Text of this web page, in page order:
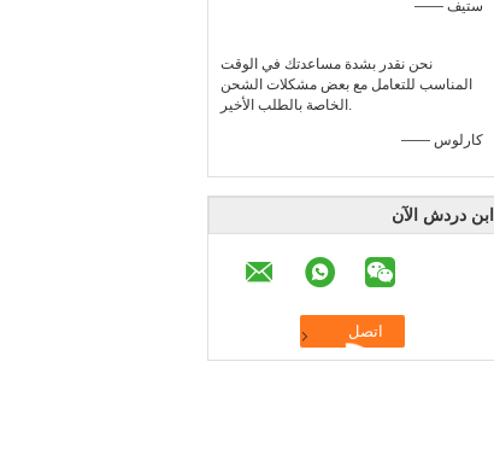
—— ستيف
نحن نقدر بشدة مساعدتك في الوقت
المناسب للتعامل مع بعض مشكلات الشحن
الخاصة بالطلب الأخير.
—— كارلوس
ابن دردش الآن